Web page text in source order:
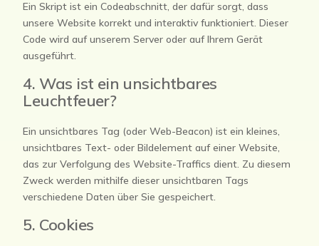
Ein Skript ist ein Codeabschnitt, der dafür sorgt, dass
unsere Website korrekt und interaktiv funktioniert. Dieser
Code wird auf unserem Server oder auf Ihrem Gerät
ausgeführt.
4. Was ist ein unsichtbares
Leuchtfeuer?
Ein unsichtbares Tag (oder Web-Beacon) ist ein kleines,
unsichtbares Text- oder Bildelement auf einer Website,
das zur Verfolgung des Website-Traffics dient. Zu diesem
Zweck werden mithilfe dieser unsichtbaren Tags
verschiedene Daten über Sie gespeichert.
5. Cookies